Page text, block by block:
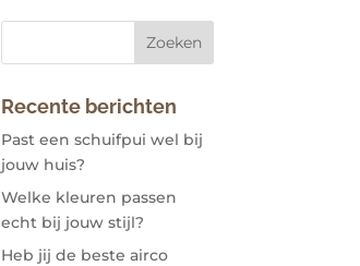
Recente berichten
Past een schuifpui wel bij
jouw huis?
Welke kleuren passen
echt bij jouw stijl?
Heb jij de beste airco